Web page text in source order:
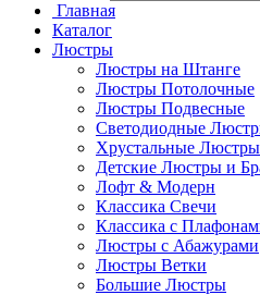
Главная
Каталог
Люстры
Люстры на Штанге
Люстры Потолочные
Люстры Подвесные
Светодиодные
Хрустальные Люстры
Детские Люстры и
Лофт & Модерн
Классика Свечи
Классика с
Люстры с Абажурами
Люстры Ветки
Большие Люстры